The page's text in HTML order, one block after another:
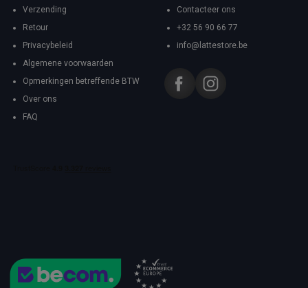
Verzending
Retour
Privacybeleid
Algemene voorwaarden
Opmerkingen betreffende BTW
Over ons
FAQ
Contacteer ons
+32 56 90 66 77
info@lattestore.be